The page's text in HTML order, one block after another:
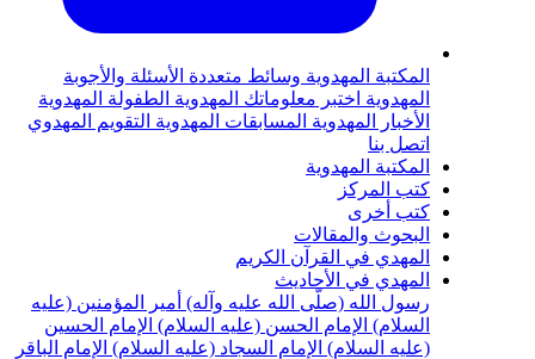
المهدويةوسائط متعددةالأسئلة والأجوبة
اختبر معلوماتك المهدويةالطفولة المهدوية
المهدويةالمسابقات المهدويةالتقويم المهدوي
المهدوية
والمقالات
في القرآن الكريم
في الأحاديث
الله (صلّى الله عليه وآله) أمير المؤمنين (عليه
الإمام الحسن (عليه السلام) الإمام الحسين
الإمام السجاد (عليه السلام) الإمام الباقر